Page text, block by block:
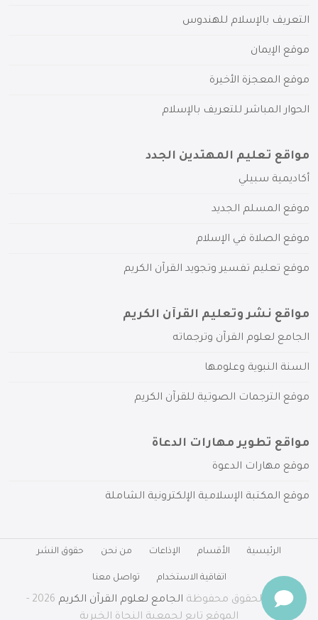
التعريف بالإسلام للهندوس
موقع الإيمان
موقع المعجزة الأخيرة
الحوار المباشر للتعريف بالإسلام
مواقع تعليم المهتدين الجدد
أكاديمية سبيلي
موقع المسلم الجديد
موقع الصلاة في الإسلام
موقع تعليم تفسير وتجويد القرآن الكريم
مواقع نشر وتعليم القرآن الكريم
الجامع لعلوم القرآن وترجماته
السنة النبوية وعلومها
موقع الترجمات الصوتية للقرآن الكريم
مواقع تطوير مهارات الدعاة
موقع مهارات الدعوة
موقع المكتبة الإسلامية الإلكترونية الشاملة
الرئيسية الأقسام الإذاعات من نحن حقوق النشر
اتفاقية الاستخدام تواصل معنا
جميع الحقوق محفوظة الجامع لعلوم القرآن الكريم
2026 -
الموقع تابع لجمعية النجاة الخيرية